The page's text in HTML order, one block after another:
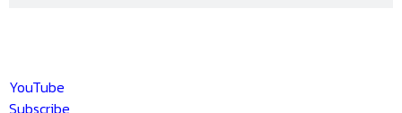
YouTube
Subscribe